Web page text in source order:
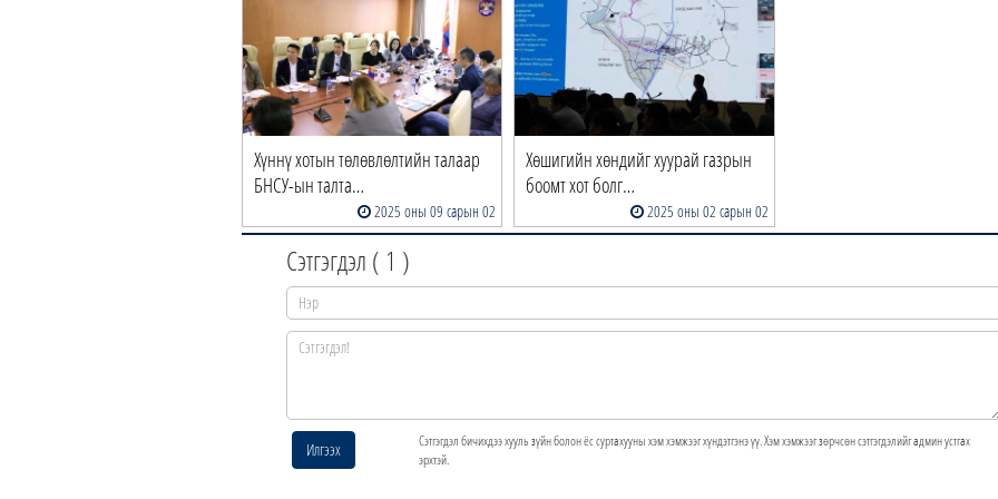
Хүннү хотын төлөвлөлтийн талаар
БНСУ-ын талта…
2025 оны 09 сарын 02
Хөшигийн хөндийг хуурай газрын
боомт хот болг…
2025 оны 02 сарын 02
Сэтгэгдэл ( 1 )
Илгээх
Сэтгэгдэл бичихдээ хууль зүйн болон ёс суртахууны хэм хэмжээг хүндэтгэнэ үү. Хэм хэмжээг зөрчсөн сэтгэгдэлийг админ устгах
эрхтэй.